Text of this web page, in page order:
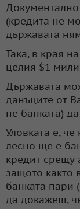
(кредита не
държавата
Така, в края
целия $1
Държавата
данъците от
не банката)
Уловката е,
лесно ще е
кредит срещу
защото както
банката пари
да докажеш,